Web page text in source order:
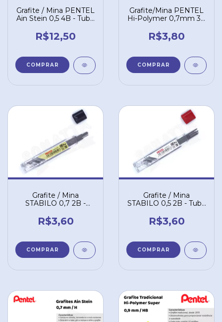
Grafite / Mina PENTEL
Ain Stein 0,5 4B - Tubo
R$12,50
Grafite/Mina PENTEL
Hi-Polymer 0,7mm 3B
R$3,80
Grafite / Mina
STABILO 0,7 2B -
3207/12/2B
R$3,60
Grafite / Mina
STABILO 0,5 2B - Tubo
3205/12/2B
R$3,60